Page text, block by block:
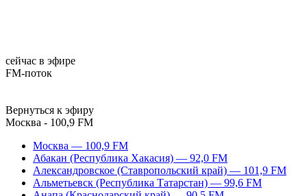
сейчас в эфире
FM-поток
Вернуться к эфиру
Москва - 100,9 FM
Москва — 100,9 FM
Абакан (Республика Хакасия) — 92,0 FM
Александровское (Ставропольский край) — 101,9 FM
Альметьевск (Республика Татарстан) — 99,6 FM